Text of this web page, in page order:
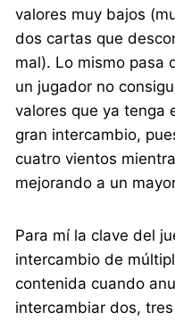
valores muy bajos
dos cartas que
mal). Lo mismo pasa
un jugador no
valores que ya tenga
gran intercambio,
cuatro vientos
mejorando a un
Para mí la clave del
intercambio de
contenida cuando
intercambiar dos,